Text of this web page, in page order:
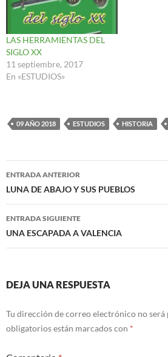
LAS HERRAMIENTAS DEL
SIGLO XX
11 septiembre, 2017
En «ESTUDIOS»
09 AÑO 2018 ESTUDIOS HISTORIA
Navegación
de
entradas
ENTRADA ANTERIOR
LUNA DE ABAJO Y SUS PUEBLOS
ENTRADA SIGUIENTE
UNA ESCAPADA A VALENCIA
DEJA UNA RESPUESTA
Tu dirección de correo electrónico no será
obligatorios están marcados con *